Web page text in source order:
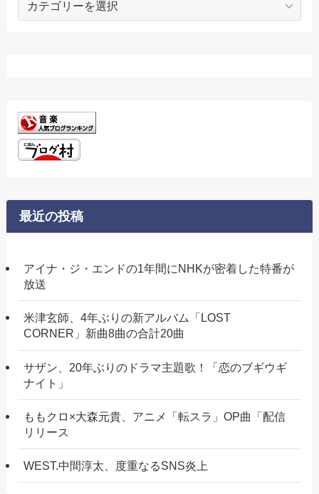
最近の投稿
アイナ・ジ・エンドの1年間にNHKが密着した特番が
放送
米津玄師、4年ぶりの新アルバム「LOST
CORNER」新曲8曲の合計20曲
サザン、20年ぶりのドラマ主題歌！「恋のブギウギ
ナイト」
ももクロ×大森元貴、アニメ「転スラ」OP曲「配信
リリース
WEST.中間淳太、度重なるSNS炎上